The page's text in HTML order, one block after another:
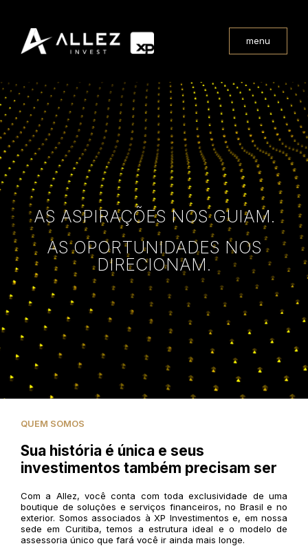
menu
AS ASPIRAÇÕES NOS GUIAM.
AS OPORTUNIDADES NOS
DIRECIONAM.
QUEM SOMOS
Sua história é única e seus
investimentos também precisam ser
Com a Allez, você conta com toda exclusividade de uma
boutique de soluções e serviços financeiros, no Brasil e no
exterior. Somos associados à XP Investimentos e, em nossa
sede em Curitiba, temos a estrutura ideal e o modelo de
assessoria único que fará você ir ainda mais longe.